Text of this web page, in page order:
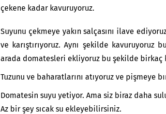
çekene kadar kavuruyoruz.
Suyunu çekmeye yakın salçasını ilave
ve karıştırıyoruz. Aynı şekilde kavuruyoruz bu
arada domatesleri ekliyoruz bu şekilde birkaç
Tuzunu ve baharatlarını atıyoruz ve pişmeye
Domatesin suyu yetiyor. Ama siz biraz daha
Az bir şey sıcak su ekleyebilirsiniz.